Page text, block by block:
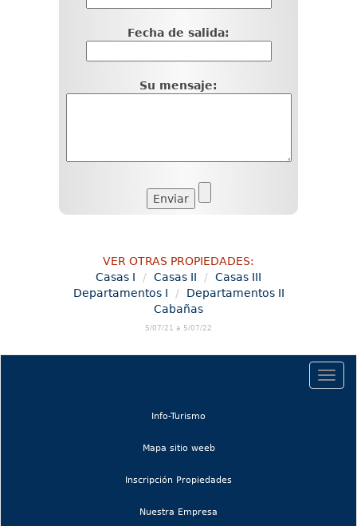
Fecha de salida:
Su mensaje:
VER OTRAS PROPIEDADES:
Casas I
Casas II
Casas III
Departamentos I
Departamentos II
Cabañas
5/07/21 a 5/07/22
Info-Turismo
Mapa sitio weeb(current)
Inscripción Propiedades
Nuestra Empresa